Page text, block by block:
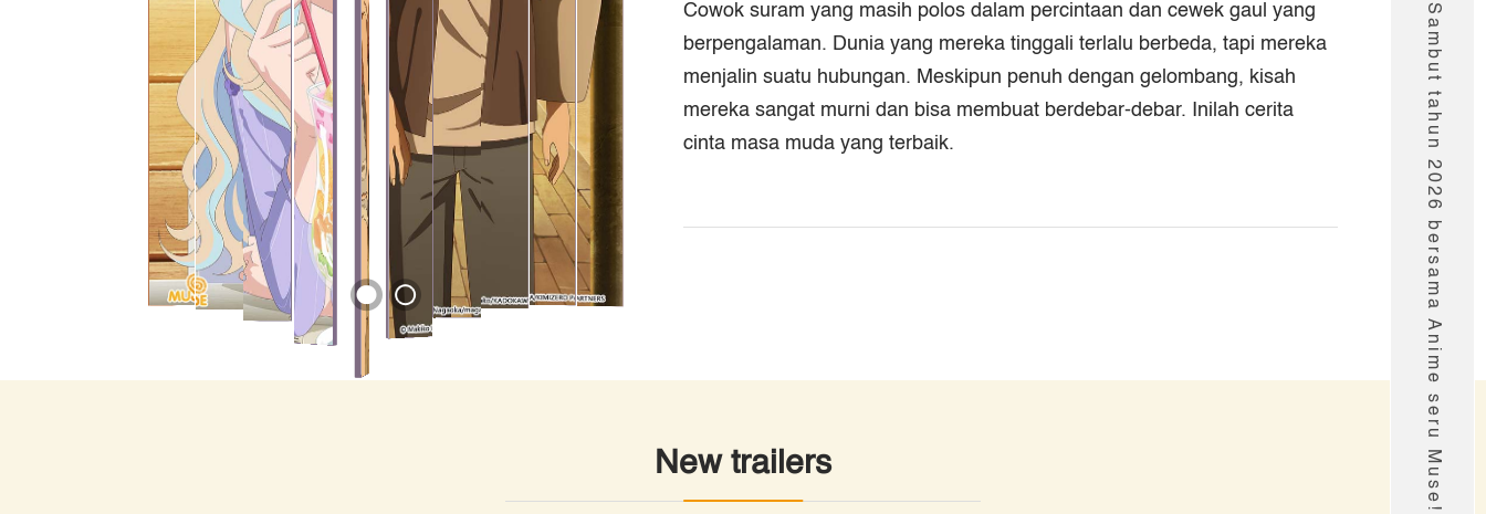
Cowok suram yang masih polos dalam percintaan dan cewek gaul yang
berpengalaman. Dunia yang mereka tinggali terlalu berbeda, tapi mereka
menjalin suatu hubungan. Meskipun penuh dengan gelombang, kisah
mereka sangat murni dan bisa membuat berdebar-debar. Inilah cerita
cinta masa muda yang terbaik.
New trailers Sambut tahun 2026 bersama Anime seru Muse!